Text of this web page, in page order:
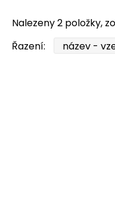
Nalezeny 2 položky,
Řazení: